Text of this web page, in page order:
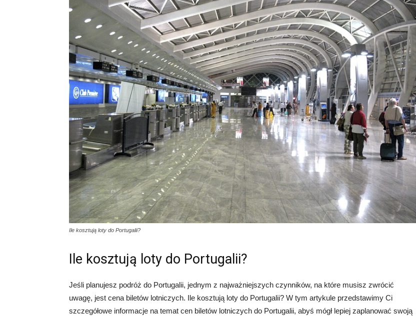
Ile kosztują loty do Portugalii?
Ile kosztują loty do Portugalii?
Jeśli planujesz podróż do Portugalii, jednym z najważniejszych czynników, na które musisz zwrócić
uwagę, jest cena biletów lotniczych. Ile kosztują loty do Portugalii? W tym artykule przedstawimy Ci
szczegółowe informacje na temat cen biletów lotniczych do Portugalii, abyś mógł lepiej zaplanować swoją